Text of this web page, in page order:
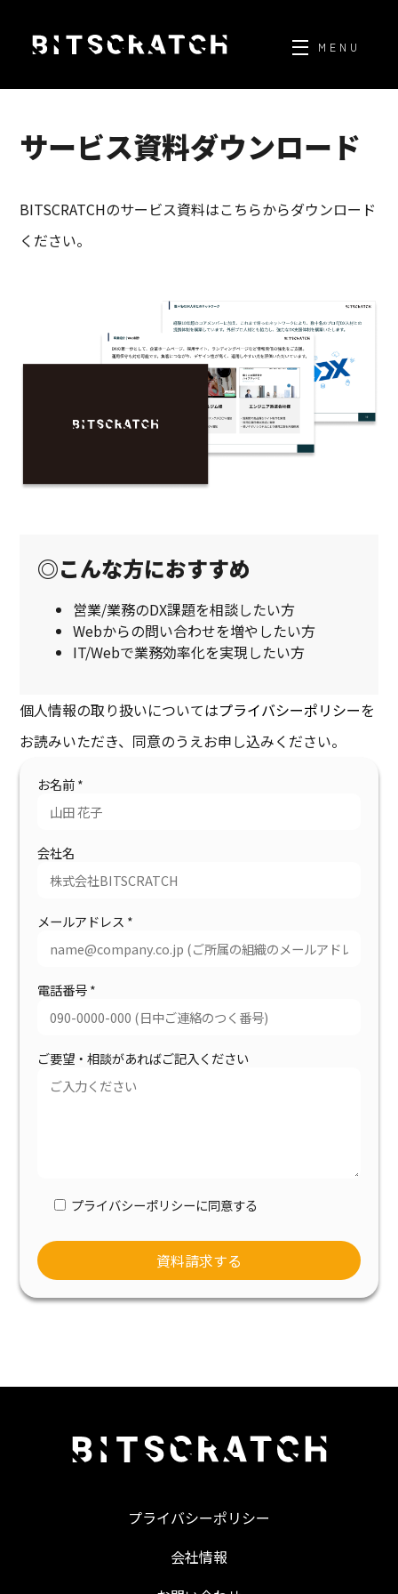
content
MENU
サービス資料ダウンロード
BITSCRATCHのサービス資料はこちらからダウンロード
ください。
◎こんな方におすすめ
営業/業務のDX課題を相談したい方
Webからの問い合わせを増やしたい方
IT/Webで業務効率化を実現したい方
個人情報の取り扱いについてはプライバシーポリシーを
お読みいただき、同意のうえお申し込みください。
お名前*
会社名
メールアドレス *
電話番号*
ご要望・相談があればご記入ください
プライバシーポリシーに同意する
プライバシーポリシー
会社情報